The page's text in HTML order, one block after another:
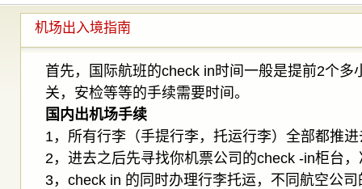
留学 留学
机场出入境指南
首先，国际航班的check in时间一般是提前2个多
关，安检等等的手续需要时间。
国内出机场手续
1，所有行李（手提行李，托运行李）全部都推
2，进去之后先寻找你机票公司的check -in柜台
3，check in 的同时办理行李托运，不同航空公